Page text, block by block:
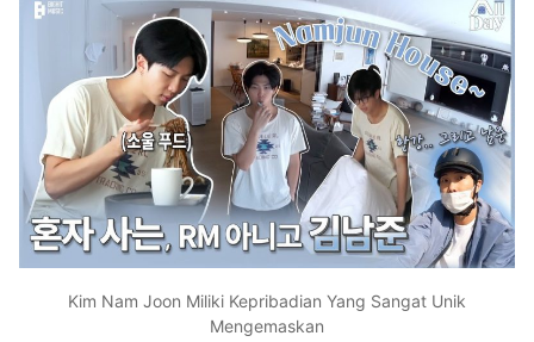
Kim Nam Joon Miliki Kepribadian Yang Sangat Unik
Mengemaskan